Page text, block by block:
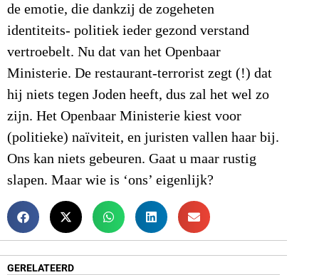
de emotie, die dankzij de zogeheten
identiteits- politiek ieder gezond verstand
vertroebelt. Nu dat van het Openbaar
Ministerie. De restaurant-terrorist zegt (!) dat
hij niets tegen Joden heeft, dus zal het wel zo
zijn. Het Openbaar Ministerie kiest voor
(politieke) naïviteit, en juristen vallen haar bij.
Ons kan niets gebeuren. Gaat u maar rustig
slapen. Maar wie is ‘ons’ eigenlijk?
GERELATEERD